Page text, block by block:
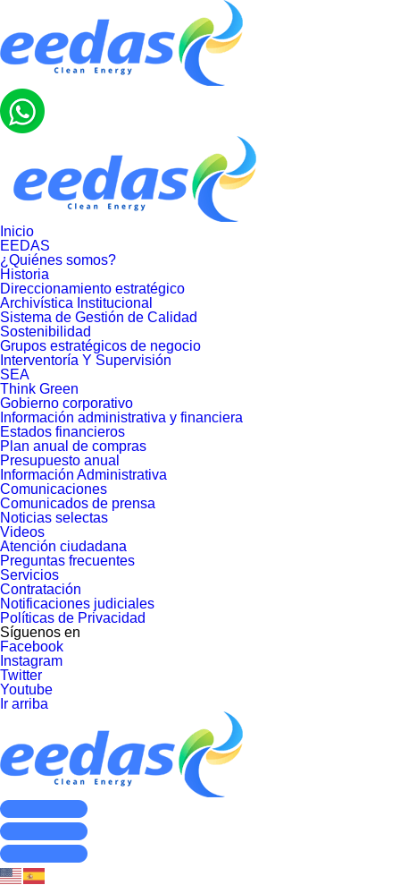
Inicio
EEDAS
¿Quiénes somos?
Historia
Direccionamiento estratégico
Archivística Institucional
Sistema de Gestión de Calidad
Sostenibilidad
Grupos estratégicos de negocio
Interventoría Y Supervisión
SEA
Think Green
Gobierno corporativo
Información administrativa y financiera
Estados financieros
Plan anual de compras
Presupuesto anual
Información Administrativa
Comunicaciones
Comunicados de prensa
Noticias selectas
Videos
Atención ciudadana
Preguntas frecuentes
Servicios
Contratación
Notificaciones judiciales
Políticas de Privacidad
Síguenos en
Facebook
Instagram
Twitter
Youtube
Ir arriba